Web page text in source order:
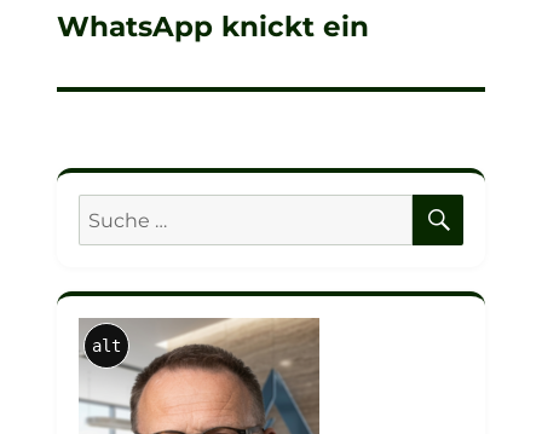
Nächster
WhatsApp knickt ein
Suche
nach:
alt